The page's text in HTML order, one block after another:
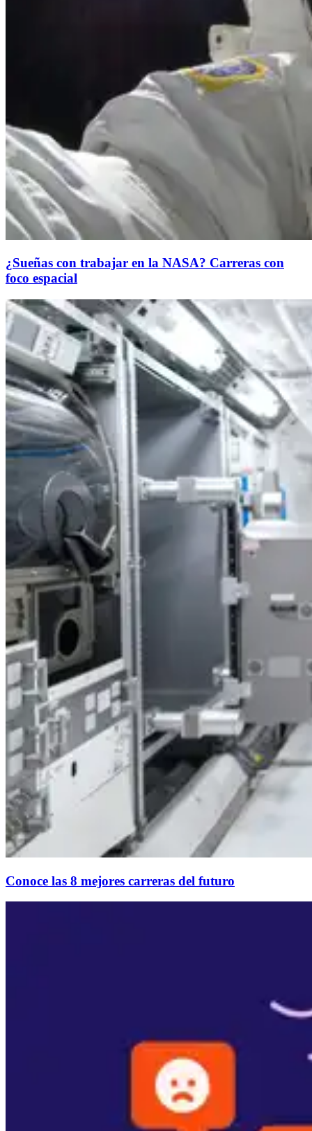
¿Sueñas con trabajar en la NASA? Carreras con
foco espacial
Conoce las 8 mejores carreras del futuro